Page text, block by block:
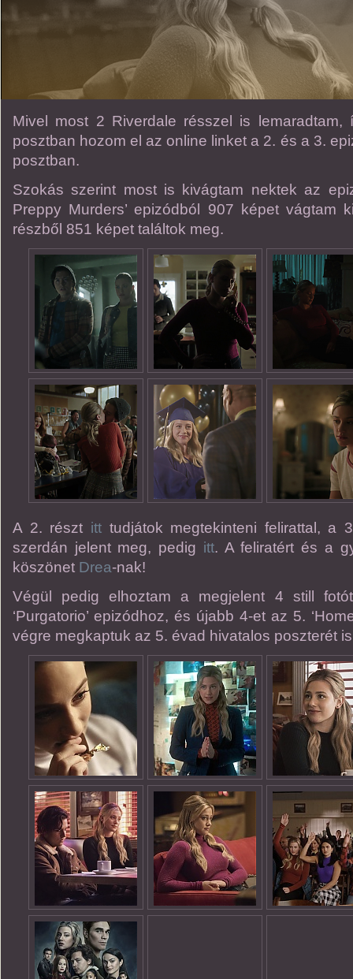
Mivel most 2 Riverdale résszel is lemaradtam,
posztban hozom el az online linket a 2. és a 3.
posztban.
Szokás szerint most is kivágtam nektek az
Preppy Murders’ epizódból 907 képet vágtam
részből 851 képet találtok meg.
A 2. részt itttudjátok megtekinteni felirattal, a
szerdán jelent meg, pedig itt. A feliratért és a
köszönet Drea-nak!
Végül pedig elhoztam a megjelent 4 still
‘Purgatorio’ epizódhoz, és újabb 4-et az 5.
végre megkaptuk az 5. évad hivatalos poszterét